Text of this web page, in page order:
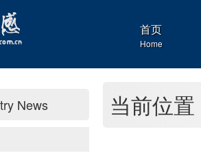
首页
Home
News 当前位